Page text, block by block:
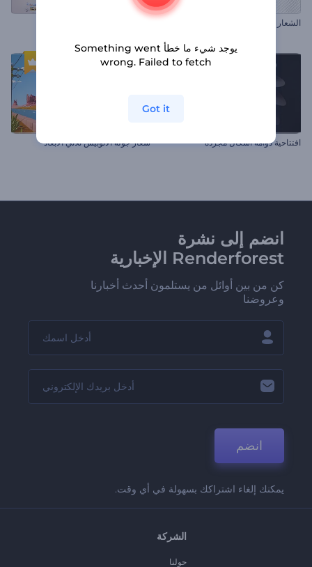
الشعار المتشتت
افتتاحية دوامة أشكال مجردة شعار جولة الأتوبيس ثلاثي الأبعاد
انضم إلى نشرة
Renderforest الإخبارية
كن من بين أوائل من يستلمون أحدث أخبارنا
وعروضنا
انضم
يمكنك إلغاء اشتراكك بسهولة في أي وقت.
الشركة
حولنا
يوجد شيء ما خطأ Something went
wrong. Failed to fetch
Got it